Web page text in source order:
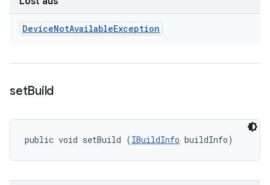
DeviceNotAvailableException
setBuild
public void setBuild (IBuildInfo buildInfo)